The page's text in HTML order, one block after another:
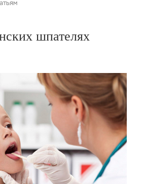
шпателях